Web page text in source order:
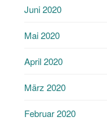
Juni 2020
Mai 2020
April 2020
März 2020
Februar 2020